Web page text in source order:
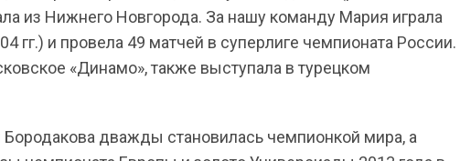
из Нижнего Новгорода. За нашу команду Мария играла
гг.) и провела 49 матчей в суперлиге чемпионата России.
«Динамо», также выступала в турецком
Бородакова дважды становилась чемпионкой мира, а